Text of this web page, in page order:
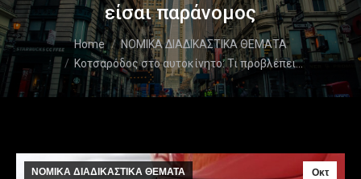
είσαι παράνομος
You are here:Home
ΝΟΜΙΚΑ ΔΙΑΔΙΚΑΣΤΙΚΑ ΘΕΜΑΤΑ
Κοτσαρόδος στο αυτοκίνητο: Τι προβλέπει…
Οκτ
ΝΟΜΙΚΑ ΔΙΑΔΙΚΑΣΤΙΚΑ ΘΕΜΑΤΑ